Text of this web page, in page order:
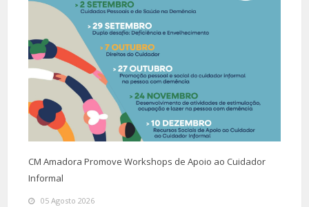
CM Amadora Promove Workshops de Apoio ao Cuidador
Informal
05 Agosto 2026